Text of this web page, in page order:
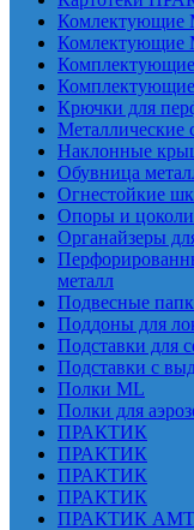
Комлектующие
Комлектующие
Крючки для
Металлические
Наклонные
Обувница
Огнестойкие
Опоры и
Органайзеры
металл
Подвесные
Поддоны для
Подставки для
Подставки с
Полки ML
Полки для
ПРАКТИК
ПРАКТИК
ПРАКТИК
ПРАКТИК
ПРАКТИК AMT